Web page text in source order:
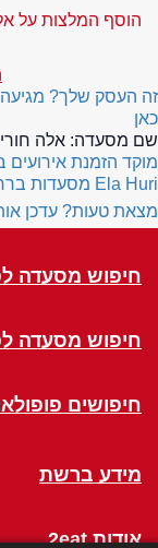
הוסף המלצות על
זה העסק שלך?
כאן
שם מסעדה: אלה
מוקד הזמנת
Ela Huri מסעדות
מצאת טעות? עדכן
חיפוש מסעדה
חיפוש מסעדה
חיפושים
מידע ברשת
אודות 2eat